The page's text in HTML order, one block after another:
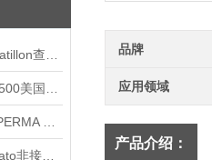
品牌
应用领域
产品介绍：